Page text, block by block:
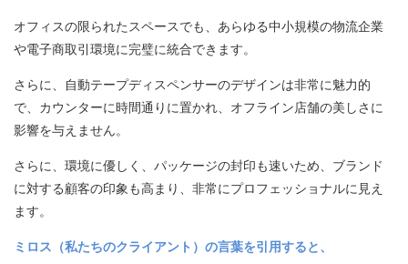
オフィスの限られたスペースでも、あらゆる中小規模の物流企業
や電子商取引環境に完璧に統合できます。
さらに、自動テープディスペンサーのデザインは非常に魅力的
で、カウンターに時間通りに置かれ、オフライン店舗の美しさに
影響を与えません。
さらに、環境に優しく、パッケージの封印も速いため、ブランド
に対する顧客の印象も高まり、非常にプロフェッショナルに見え
ます。
ミロス（私たちのクライアント）の言葉を引用すると、